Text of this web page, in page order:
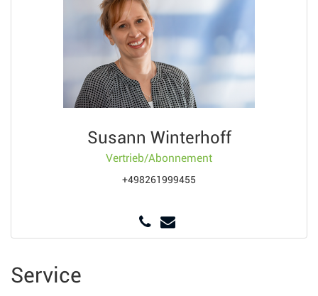
Susann Winterhoff
Vertrieb/Abonnement
+498261999455
Service